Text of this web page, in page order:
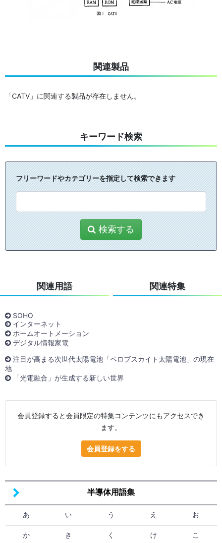
半導体用語集
あ い う え お
か き く け こ
関連製品
「CATV」に関連する製品が存在しません。
キーワード検索
フリーワードやカテゴリーを指定して検索できます
検索する
関連用語 関連特集
SOHO
インターネット
ホームオートメーション
デジタル情報家電
注目が高まる次世代太陽電池「ペロブスカイト太陽電池」の現在
地
「光電融合」が生成する新しい世界
会員登録すると会員限定の特集コンテンツにもアクセスでき
ます。
会員登録をする